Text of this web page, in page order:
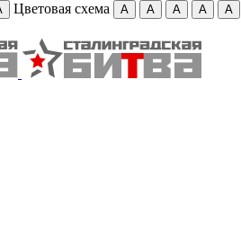
Цветовая схема А А А А
А